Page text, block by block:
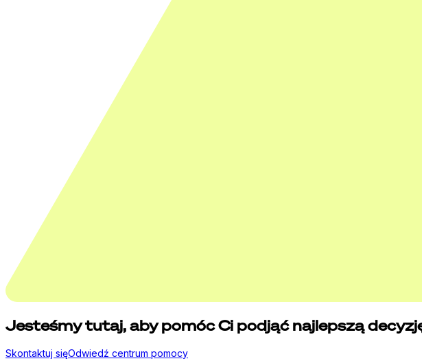
Jesteśmy tutaj, aby pomóc Ci podjąć najlepszą
Skontaktuj sięOdwiedź centrum pomocy